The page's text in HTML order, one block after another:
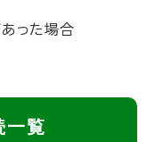
った場合
一覧